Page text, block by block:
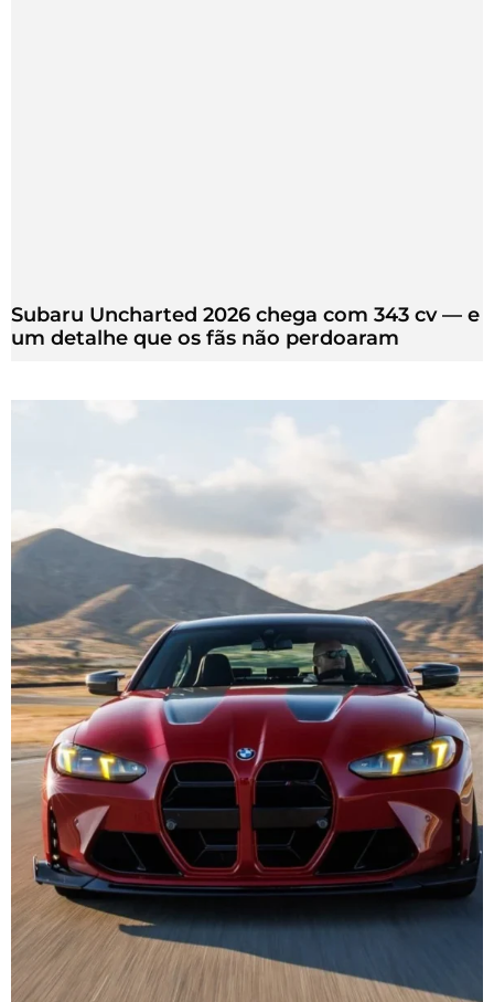
Subaru Uncharted 2026 chega com 343 cv — e
um detalhe que os fãs não perdoaram